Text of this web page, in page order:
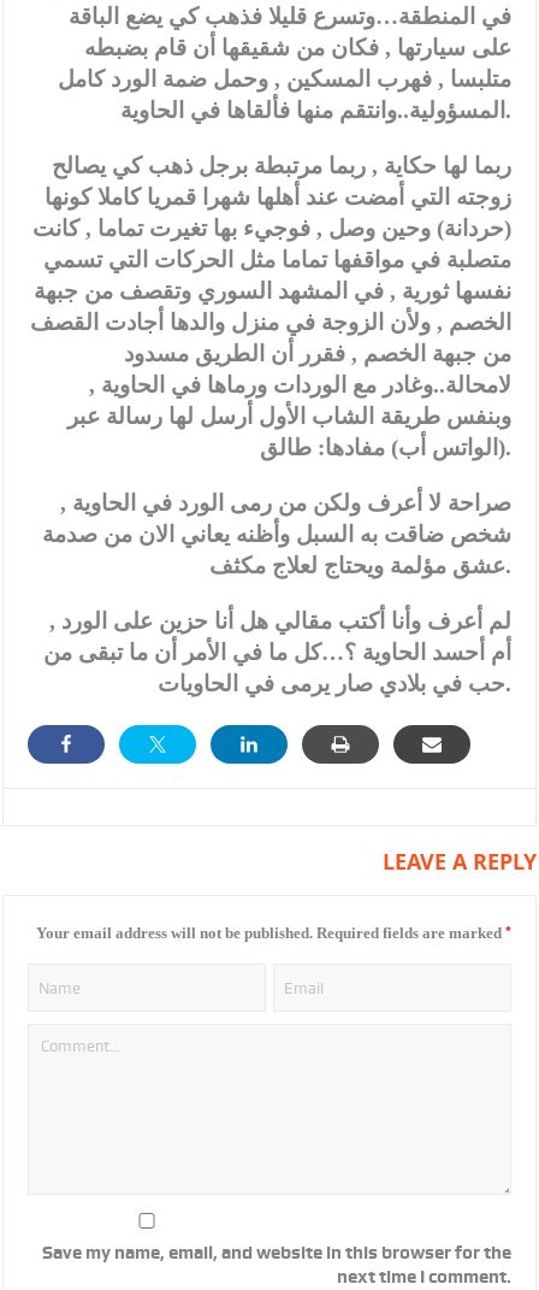
في المنطقة…وتسرع قليلا فذهب كي يضع الباقة
على سيارتها , فكان من شقيقها أن قام بضبطه
متلبسا , فهرب المسكين , وحمل ضمة الورد كامل
المسؤولية..وانتقم منها فألقاها في الحاوية.
ربما لها حكاية , ربما مرتبطة برجل ذهب كي يصالح
زوجته التي أمضت عند أهلها شهرا قمريا كاملا كونها
(حردانة) وحين وصل , فوجيء بها تغيرت تماما , كانت
متصلبة في مواقفها تماما مثل الحركات التي تسمي
نفسها ثورية , في المشهد السوري وتقصف من جبهة
الخصم , ولأن الزوجة في منزل والدها أجادت القصف
من جبهة الخصم , فقرر أن الطريق مسدود
لامحالة..وغادر مع الوردات ورماها في الحاوية ,
وبنفس طريقة الشاب الأول أرسل لها رسالة عبر
(الواتس أب) مفادها: طالق.
صراحة لا أعرف ولكن من رمى الورد في الحاوية ,
شخص ضاقت به السبل وأظنه يعاني الان من صدمة
عشق مؤلمة ويحتاج لعلاج مكثف.
لم أعرف وأنا أكتب مقالي هل أنا حزين على الورد ,
أم أحسد الحاوية ؟…كل ما في الأمر أن ما تبقى من
حب في بلادي صار يرمى في الحاويات.
LEAVE A REPLY
Your email address will not be published. Required fields are marked *
Save my name, email, and website in this browser for the
next time I comment.